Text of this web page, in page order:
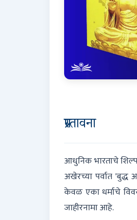
प्रस्तावना
आधुनिक भारताचे
अखेरच्या पर्वात 'बुद्ध
केवळ एका धर्माचे
जाहीरनामा आहे.